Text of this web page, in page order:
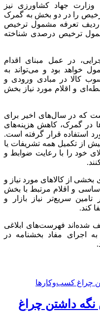
جهاد کشاورزی نیز
را در دو بخش به گمرک
اعلام کرده است؛ به‌گونه‌ای که ۶۴ ردیف تعرفه مشمول ترخیص
تعرفه مشمول ترخیص درصدی شناخته
در عمل مبنای اقدام
خواهد بود و می‌تواند به
کالا در مبادی ورودی و
و اقلام مورد نیاز بخش
که در سال‌های اخیر برای
در گمرک، کاهش هزینه‌های
استفاده قرار گرفته است.
از تکمیل همه تشریفات یا
خود را با رعایت ضوابط و
از کالاهای مورد نیاز و
اساسی و اقلام مرتبط با بخش
سریع‌تر نیاز بازار و
کند.
شده‌اند فهرست‌های ابلاغی
اجرای مفاد بخشنامه در
نگه داشتن چراغ